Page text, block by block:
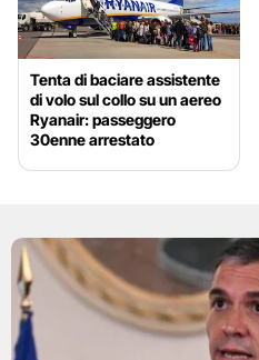
Tenta di baciare assistente
di volo sul collo su un aereo
Ryanair: passeggero
30enne arrestato